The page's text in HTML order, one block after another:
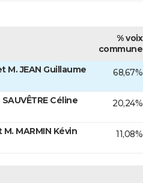
% voix
commune
M. JEAN Guillaume 68,67%
Céline 20,24%
MARMIN Kévin 11,08%